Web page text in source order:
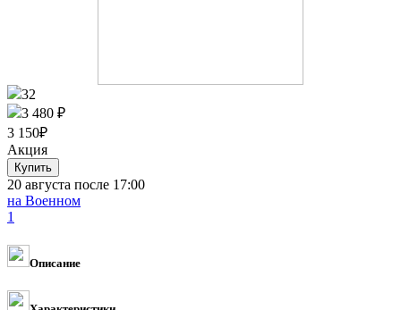
32
3 480 ₽
3 150₽
Акция
20 августа после 17:00
на Военном
1
Описание